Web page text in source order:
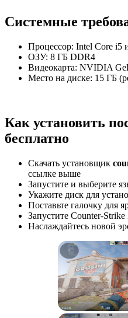
Системные
Процессор: Intel Core i5
ОЗУ: 8 ГБ DDR4
Видеокарта: NVIDIA
Место на диске: 15 ГБ
Как установить
бесплатно
Скачать установщик
ссылке выше
Запустите и выберите
Укажите диск для
Поставьте галочку для
Запустите Counter-
Наслаждайтесь новой